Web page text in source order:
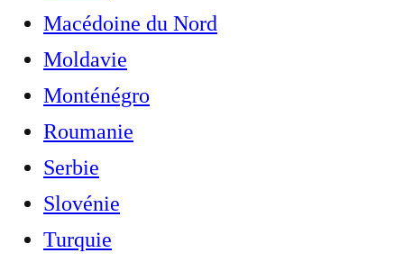
Macédoine du Nord
Moldavie
Monténégro
Roumanie
Serbie
Slovénie
Turquie